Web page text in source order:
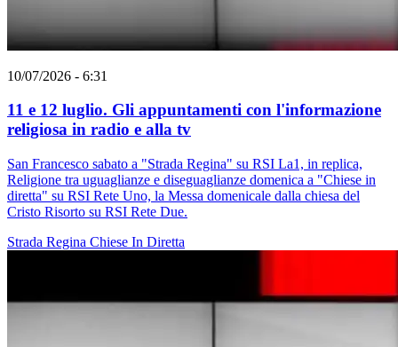
10/07/2026 - 6:31
11 e 12 luglio. Gli appuntamenti con l'informazione
religiosa in radio e alla tv
San Francesco sabato a "Strada Regina" su RSI La1, in replica,
Religione tra uguaglianze e diseguaglianze domenica a "Chiese in
diretta" su RSI Rete Uno, la Messa domenicale dalla chiesa del
Cristo Risorto su RSI Rete Due.
Strada Regina Chiese In Diretta